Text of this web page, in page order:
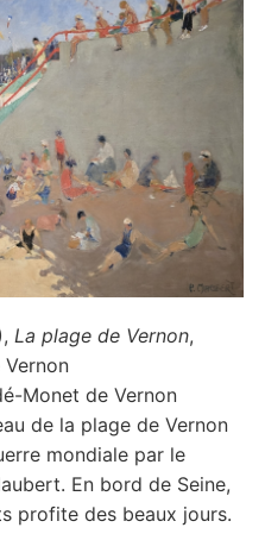
La plage de Vernon,
Monet de Vernon
de la plage de Vernon
mondiale par le
En bord de Seine,
profite des beaux jours.